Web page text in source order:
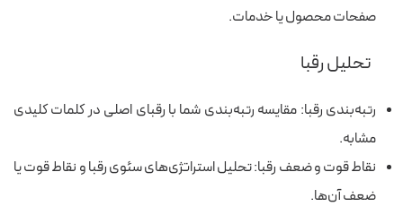
صفحات محصول یا خدمات.
تحلیل رقبا
رتبه‌بندی رقبا: مقایسه رتبه‌بندی شما با رقبای اصلی در کلمات کلیدی
مشابه.
نقاط قوت و ضعف رقبا: تحلیل استراتژی‌های سئوی رقبا و نقاط قوت یا
ضعف آن‌ها.